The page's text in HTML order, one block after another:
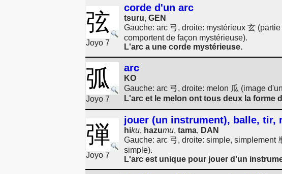
弦
Joyo 7
corde d'un arc
tsuru, GEN
Gauche: arc 弓, droite: mystérieux 玄
comportent de façon mystérieuse).
L'arc a une corde mystérieuse.
弧
Joyo 7
arc
KO
Gauche: arc 弓, droite: melon 瓜 (image
L'arc et le melon ont tous deux la forme
弾
Joyo 7
jouer (un instrument), balle, tir,
hiku, hazumu, tama, DAN
Gauche: arc 弓, droite: simple, simplement
simple).
L'arc est unique pour jouer d'un